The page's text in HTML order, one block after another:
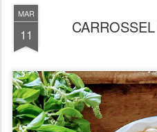
MAR
11